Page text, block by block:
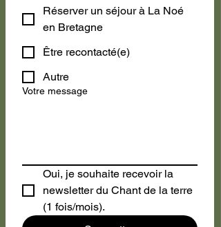
Réserver un séjour à La Noé
en Bretagne
Être recontacté(e)
Autre
Votre message
Oui, je souhaite recevoir la
newsletter du Chant de la terre
(1 fois/mois).